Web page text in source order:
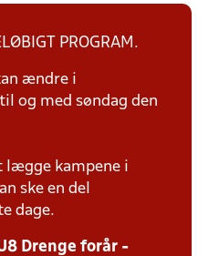
PROGRAM.
ændre i
og med søndag den
lægge kampene i
ske en del
dage.
Drenge forår -